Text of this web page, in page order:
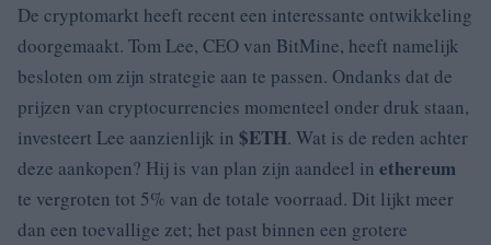
De cryptomarkt heeft recent een interessante ontwikkeling
doorgemaakt. Tom Lee, CEO van BitMine, heeft namelijk
besloten om zijn strategie aan te passen. Ondanks dat de
prijzen van cryptocurrencies momenteel onder druk staan,
investeert Lee aanzienlijk in $ETH. Wat is de reden achter
deze aankopen? Hij is van plan zijn aandeel in ethereum
te vergroten tot 5% van de totale voorraad. Dit lijkt meer
dan een toevallige zet; het past binnen een grotere